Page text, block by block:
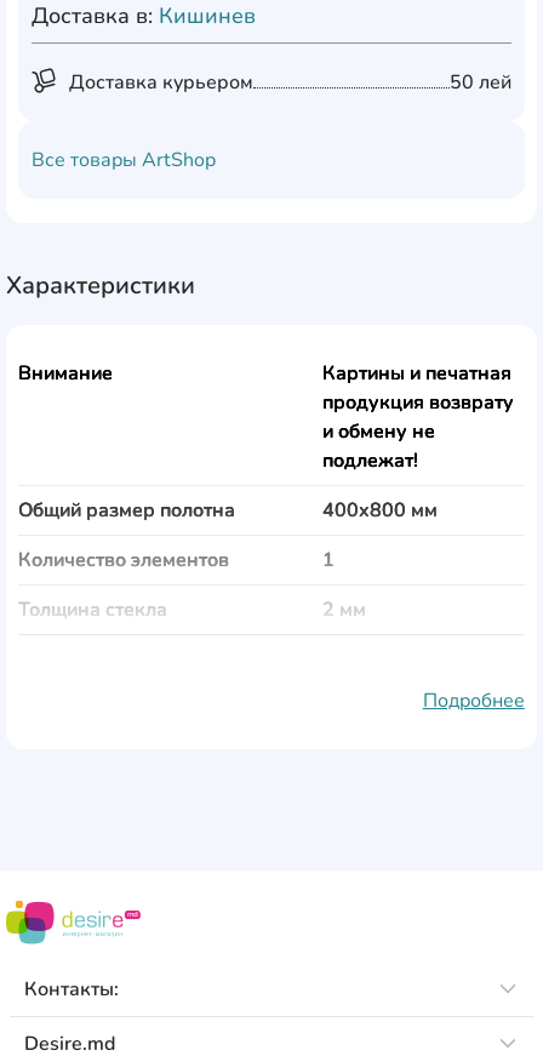
Доставка в: Кишинев
Доставка курьером 50 лей
Все товары ArtShop
Характеристики
Внимание
Картины и печатная
продукция возврату
и обмену не
подлежат!
Общий размер полотна
400x800 мм
Количество элементов
1
Толщина стекла
2 мм
Особенности
Подробнее
Контакты:
Desire.md